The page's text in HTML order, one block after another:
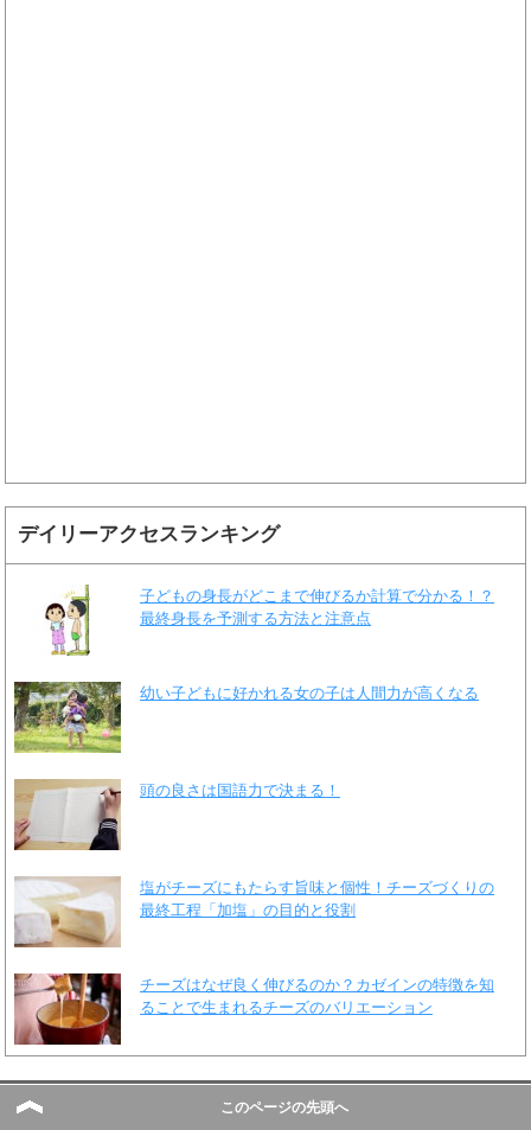
デイリーアクセスランキング
子どもの身長がどこまで伸びるか計算で分かる！？
最終身長を予測する方法と注意点
幼い子どもに好かれる女の子は人間力が高くなる
頭の良さは国語力で決まる！
塩がチーズにもたらす旨味と個性！チーズづくりの
最終工程「加塩」の目的と役割
チーズはなぜ良く伸びるのか？カゼインの特徴を知
ることで生まれるチーズのバリエーション
このページの先頭へ